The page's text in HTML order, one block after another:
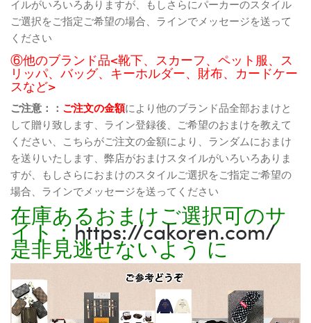
イルがいろいろありますが、もしさらにパーカーのスタイル
ご選択をご指定ご希望の場合、ラインでメッセージを送って
ください
⑥他のブランド品<靴下、スカーフ、ペット服、ス
リッパ、バッグ、キーホルダー、財布、カードケー
スなど>
ご注意：： ご注文の金額により他のブランド品全部おまけと
して贈り致します、ライン登録後、ご希望のおまけを教えて
ください、こちらがご注文の金額により、ランダムにおまけ
を送りいたします、弊店がおまけスタイルがいろいろありま
すが、もしさらにおまけのスタイルご選択をご指定ご希望の
場合、ラインでメッセージを送ってください
在庫あるおまけご選択可のサ
イト：https://cakoren.com/
是非見逃せないよう に